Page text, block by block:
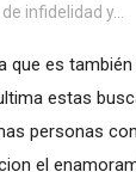
infidelidad y...
que es
estas
personas
el